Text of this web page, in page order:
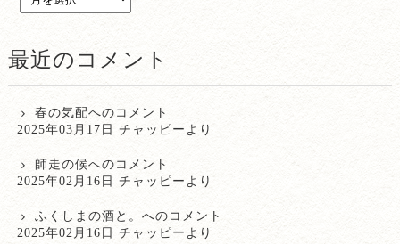
最近のコメント
春の気配へのコメント
2025年03月17日 チャッピーより
師走の候へのコメント
2025年02月16日 チャッピーより
ふくしまの酒と。 へのコメント
2025年02月16日 チャッピーより